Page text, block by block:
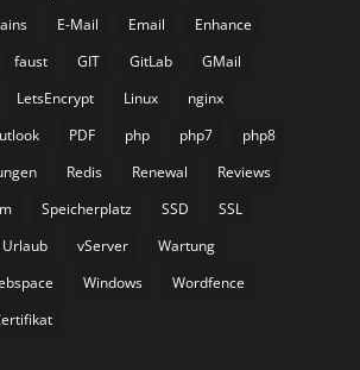
E-Mail Email
Enhance
faust GIT GitLab
GMail
LetsEncrypt Linux
nginx
PDF php php7
php8
Redis Renewal
Reviews
Speicherplatz SSD
SSL
Urlaub vServer
Wartung
Windows
Wordfence